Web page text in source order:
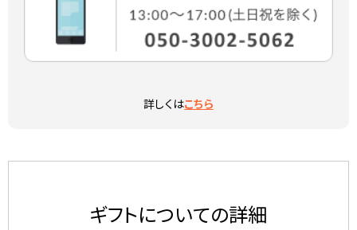
詳しくはこちら
ギフトについての詳細